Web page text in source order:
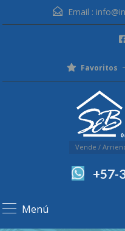
Email :
Favoritos
Vende /
+57-
Menú